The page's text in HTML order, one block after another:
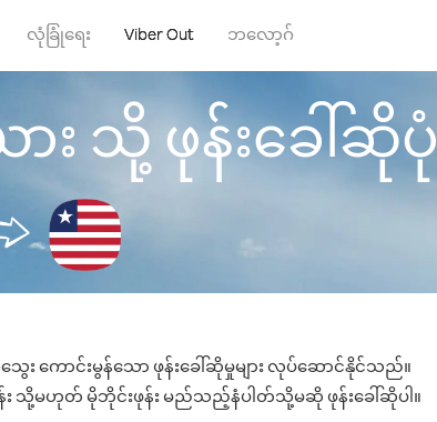
လုံခြုံရေး Viber Out ဘလော့ဂ်
း သို့ ဖုန်းခေါ်ဆိုပုံ
း ကောင်းမွန်သော ဖုန်းခေါ်ဆိုမှုများ လုပ်ဆောင်နိုင်သည်။
န်း သို့မဟုတ် မိုဘိုင်းဖုန်း မည်သည့်နံပါတ်သို့မဆို ဖုန်းခေါ်ဆိုပါ။